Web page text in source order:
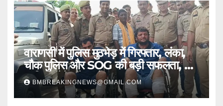
वाराणसी में पुलिस मुठभेड़ में गिरफ्तार, लंका,
चौक पुलिस और SOG की बड़ी सफलता, 2
शातिर लुटेरे चढ़े हत्थे
BMBREAKINGNEWS@GMAIL.COM